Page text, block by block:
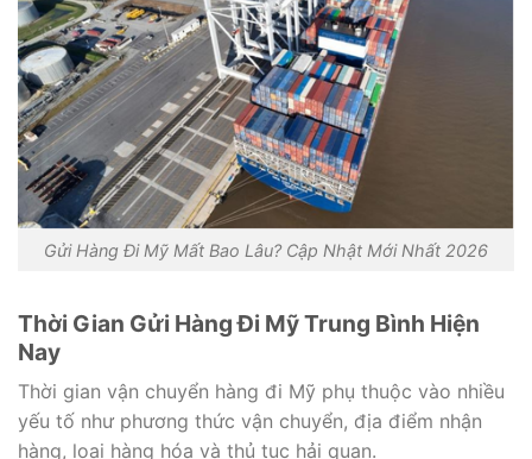
Gửi Hàng Đi Mỹ Mất Bao Lâu? Cập Nhật Mới Nhất 2026
Thời Gian Gửi Hàng Đi Mỹ Trung Bình Hiện
Nay
Thời gian vận chuyển hàng đi Mỹ phụ thuộc vào nhiều
yếu tố như phương thức vận chuyển, địa điểm nhận
hàng, loại hàng hóa và thủ tục hải quan.